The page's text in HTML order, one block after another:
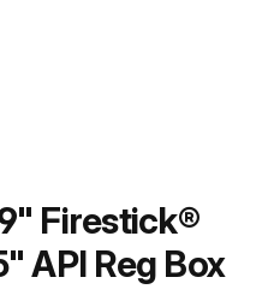
Firestick®
API Reg Box